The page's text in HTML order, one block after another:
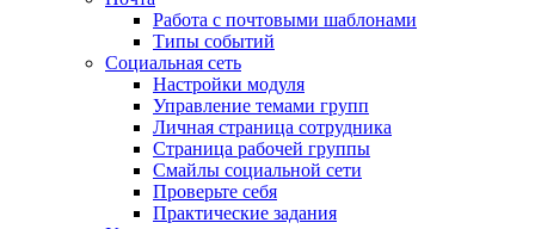
Работа с почтовыми шаблонами
Типы событий
Социальная сеть
Настройки модуля
Управление темами групп
Личная страница сотрудника
Страница рабочей группы
Смайлы социальной сети
Проверьте себя
Практические задания